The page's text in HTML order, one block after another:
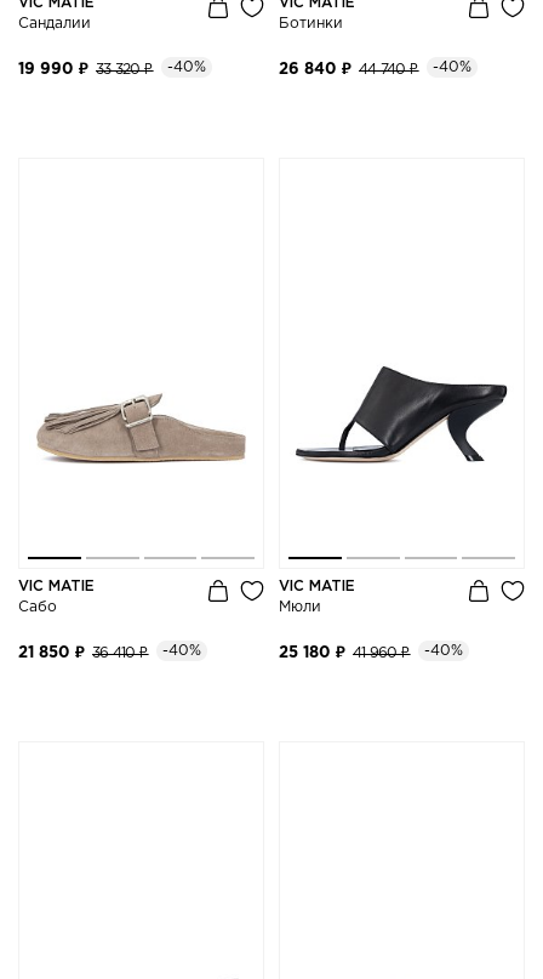
VIC MATIE
Сандалии
19 990 ₽ 33 320 ₽ -40%
VIC MATIE
Ботинки
26 840 ₽ 44 740 ₽ -40%
VIC MATIE
Сабо
21 850 ₽ 36 410 ₽ -40%
VIC MATIE
Мюли
25 180 ₽ 41 960 ₽ -40%